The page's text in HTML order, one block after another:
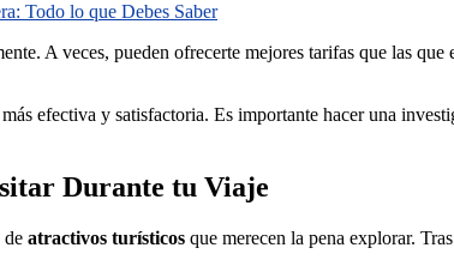
Todo lo que Debes Saber
A veces, pueden ofrecerte mejores tarifas que las
efectiva y satisfactoria. Es importante hacer una
Durante tu Viaje
de atractivos turísticos que merecen la pena explorar.